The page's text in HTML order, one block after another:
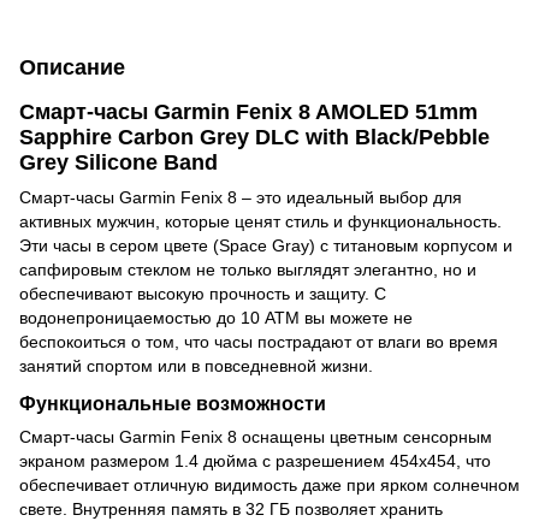
Описание
Смарт-часы Garmin Fenix 8 AMOLED 51mm
Sapphire Carbon Grey DLC with Black/Pebble
Grey Silicone Band
Смарт-часы Garmin Fenix 8 – это идеальный выбор для
активных мужчин, которые ценят стиль и функциональность.
Эти часы в сером цвете (Space Gray) с титановым корпусом и
сапфировым стеклом не только выглядят элегантно, но и
обеспечивают высокую прочность и защиту. С
водонепроницаемостью до 10 ATM вы можете не
беспокоиться о том, что часы пострадают от влаги во время
занятий спортом или в повседневной жизни.
Функциональные возможности
Смарт-часы Garmin Fenix 8 оснащены цветным сенсорным
экраном размером 1.4 дюйма с разрешением 454x454, что
обеспечивает отличную видимость даже при ярком солнечном
свете. Внутренняя память в 32 ГБ позволяет хранить